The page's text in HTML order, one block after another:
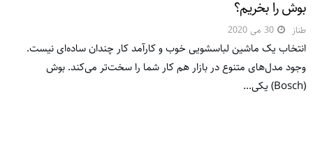
بوش را بخریم؟
طناز 30 می 2020
انتخاب یک ماشین لباسشویی خوب و کارآمد کار چندان ساده‌ای نیست.
وجود مدل‌های متنوع در بازار هم کار شما را سخت‌تر می‌کند. بوش
(Bosch) یکی...